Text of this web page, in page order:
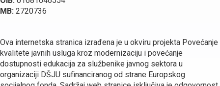
MB: 2720736
Ova internetska stranica izrađena je u okviru projekta Povećanje
kvalitete javnih usluga kroz modernizaciju i povećanje
dostupnosti edukacija za službenike javnog sektora u
organizaciji DŠJU sufinanciranog od strane Europskog